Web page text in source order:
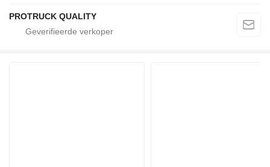
PROTRUCK QUALITY